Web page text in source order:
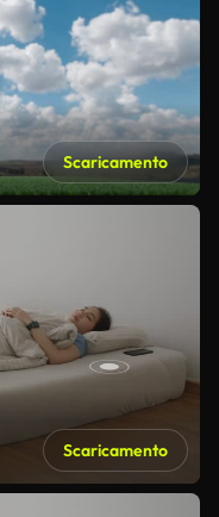
Scaricamento
Scaricamento